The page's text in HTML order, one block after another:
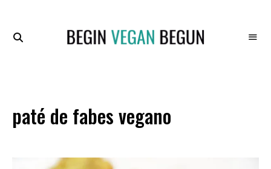
paté de fabes vegano